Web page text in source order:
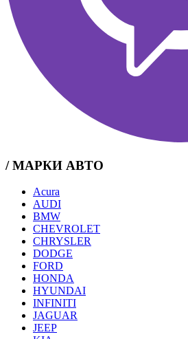
/ МАРКИ АВТО
Acura
AUDI
BMW
CHEVROLET
CHRYSLER
DODGE
FORD
HONDA
HYUNDAI
INFINITI
JAGUAR
JEEP